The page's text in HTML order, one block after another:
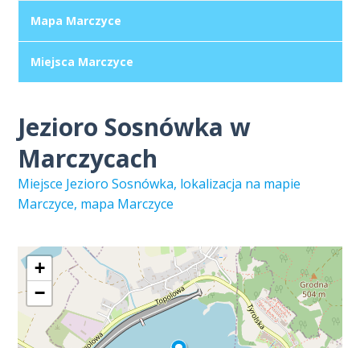
Mapa Marczyce
Miejsca Marczyce
Jezioro Sosnówka w
Marczycach
Miejsce Jezioro Sosnówka, lokalizacja na mapie
Marczyce, mapa Marczyce
+
−